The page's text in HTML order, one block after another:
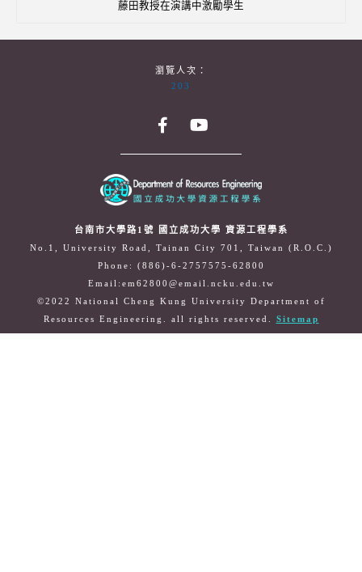
藤田教授在演講中激勵學生
瀏覽人次：
203
台南市大學路1號 國立成功大學 資源工程學系
No.1, University Road, Tainan City 701, Taiwan (R.O.C.)
Phone: (886)-6-2757575-62800
Email:em62800@email.ncku.edu.tw
©2022 National Cheng Kung University Department of
Resources Engineering. all rights reserved. Sitemap